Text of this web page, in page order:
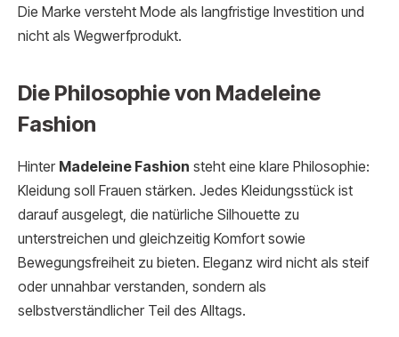
Die Marke versteht Mode als langfristige Investition und
nicht als Wegwerfprodukt.
Die Philosophie von Madeleine
Fashion
Hinter Madeleine Fashion steht eine klare Philosophie:
Kleidung soll Frauen stärken. Jedes Kleidungsstück ist
darauf ausgelegt, die natürliche Silhouette zu
unterstreichen und gleichzeitig Komfort sowie
Bewegungsfreiheit zu bieten. Eleganz wird nicht als steif
oder unnahbar verstanden, sondern als
selbstverständlicher Teil des Alltags.